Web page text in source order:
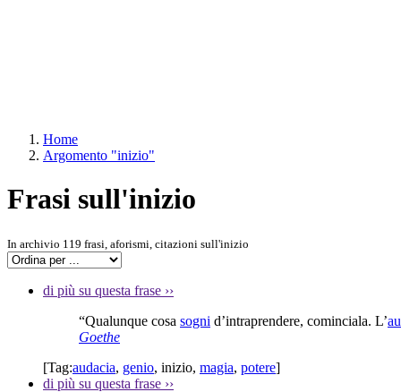
Home
Argomento "inizio"
Frasi sull'inizio
In archivio 119 frasi, aforismi, citazioni sull'inizio
di più su questa frase ››
“Qualunque cosa sogni d’intraprendere, cominciala. L’
Goethe
[Tag:audacia, genio, inizio, magia, potere]
di più su questa frase ››